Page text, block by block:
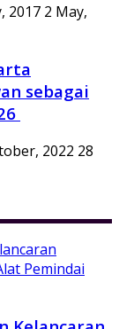
2 May,
sebagai
28